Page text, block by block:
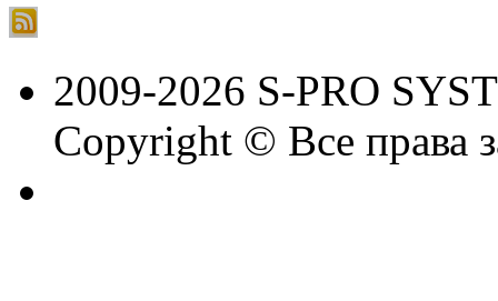
2009-2026 S-PRO
Copyright © Все права